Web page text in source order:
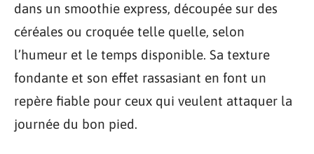
dans un smoothie express, découpée sur des
céréales ou croquée telle quelle, selon
l’humeur et le temps disponible. Sa texture
fondante et son effet rassasiant en font un
repère fiable pour ceux qui veulent attaquer la
journée du bon pied.